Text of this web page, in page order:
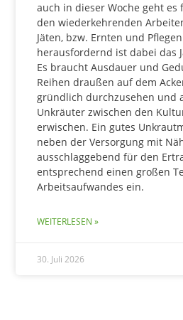
auch in dieser Woche geht
den wiederkehrenden
Jäten, bzw. Ernten und
herausfordernd ist dabei das
Es braucht Ausdauer und
Reihen draußen auf dem
gründlich durchzusehen und
Unkräuter zwischen den
erwischen. Ein gutes
neben der Versorgung mit
ausschlaggebend für den
entsprechend einen großen
Arbeitsaufwandes ein.
WEITERLESEN »
30. Juli 2026